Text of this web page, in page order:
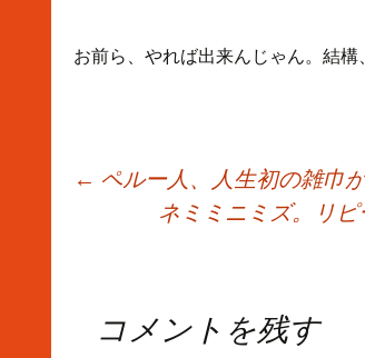
お前ら、やれば出来んじゃん。結構
Post
navigation
← ペルー人、人生初の雑巾
ネミミニミズ。リ
コメントを残す